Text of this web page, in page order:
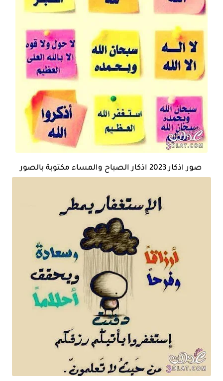
صور اذكار 2023 اذكار الصباح والمساء مكتوبة بالصور